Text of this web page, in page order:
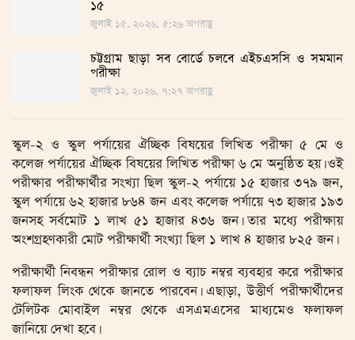
১৫
জুলাই ১৫, ২০২৬, ৫:২৬ অপরাহ্ণ
চট্টগ্রাম ছাড়া সব বোর্ডে চলবে এইচএসসি ও সমমান
পরীক্ষা
জুলাই ১২, ২০২৬, ৭:২৭ অপরাহ্ণ
স্কুল-২ ও স্কুল পর্যায়ের ঐচ্ছিক বিষয়ের লিখিত পরীক্ষা ৫ মে ও
কলেজ পর্যায়ের ঐচ্ছিক বিষয়ের লিখিত পরীক্ষা ৬ মে অনুষ্ঠিত হয়। ওই
পরীক্ষার পরীক্ষার্থীর সংখ্যা ছিল স্কুল-২ পর্যায়ে ১৫ হাজার ৩৭৯ জন,
স্কুল পর্যায়ে ৬২ হাজার ৮৬৪ জন এবং কলেজ পর্যায়ে ৭৩ হাজার ১৯৩
জনসহ সর্বমোট ১ লাখ ৫১ হাজার ৪৩৬ জন। তার মধ্যে পরীক্ষায়
অংশগ্রহণকারী মোট পরীক্ষার্থী সংখ্যা ছিল ১ লাখ ৪ হাজার ৮২৫ জন।
পরীক্ষার্থী নিবন্ধন পরীক্ষার রোল ও ব্যাচ নম্বর ব্যবহার করে পরীক্ষার
ফলাফল লিংক থেকে জানতে পারবেন। এছাড়া, উত্তীর্ণ পরীক্ষার্থীদের
টেলিটক মোবাইল নম্বর থেকে এসএমএসের মাধ্যমেও ফলাফল
জানিয়ে দেখা হবে।